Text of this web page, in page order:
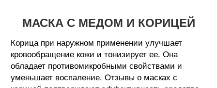
МАСКА С МЕДОМ И КОРИЦЕЙ
Корица при наружном применении улучшает
кровообращение кожи и тонизирует ее. Она
обладает противомикробными свойствами и
уменьшает воспаление. Отзывы о масках с